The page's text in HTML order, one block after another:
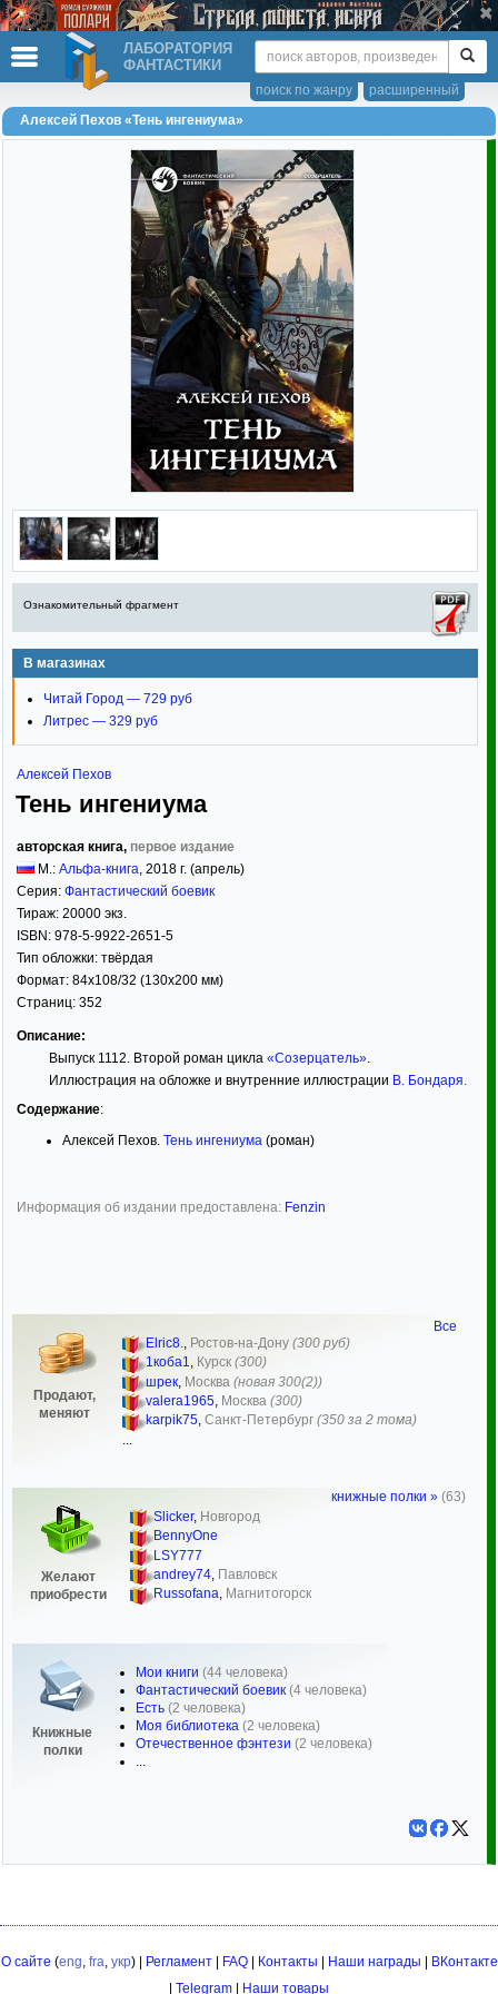
ЛАБОРАТОРИЯ
ФАНТАСТИКИ
расширенный
поиск по жанру
Алексей Пехов «Тень ингениума»
Ознакомительный фрагмент
В магазинах
Читай Город — 729 руб
Литрес — 329 руб
Алексей Пехов
Тень ингениума
авторская книга, первое издание
М.: Альфа-книга, 2018 г. (апрель)
Серия: Фантастический боевик
Тираж: 20000 экз.
ISBN: 978-5-9922-2651-5
Тип обложки: твёрдая
Формат: 84x108/32 (130x200 мм)
Страниц: 352
Описание:
Выпуск 1112. Второй роман цикла «Созерцатель».
Иллюстрация на обложке и внутренние иллюстрации В. Бондаря.
Содержание:
Алексей Пехов. Тень ингениума (роман)
Информация об издании предоставлена: Fenzin
Продают,
меняют
Elric8., Ростов-на-Дону (300 руб)
1коба1, Курск (300)
шрек Москва (новая 300(2))
valera1965, Москва (300)
karpik75, Санкт-Петербург (350 за 2 тома)
Желают
приобрести
Slicker, Новгород
BennyOne
LSY777
andrey74, Павловск
Russofana, Магнитогорск
Книжные
полки
Мои книги (44 человека)
Фантастический боевик (4 человека)
Есть (2 человека)
Моя библиотека (2 человека)
Отечественное фэнтези (2 человека)
...
Все
книжные полки » (63)
О сайте (eng, fra, укр) | Регламент| FAQ| Контакты Наши награды
ВКонтакте
Telegram Наши товары